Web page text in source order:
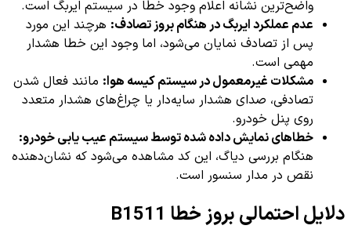
واضح‌ترین نشانه اعلام وجود خطا در سیستم ایربگ است.
عدم عملکرد ایربگ در هنگام بروز تصادف: هرچند این مورد
پس از تصادف نمایان می‌شود، اما وجود این خطا هشدار
مهمی است.
مشکلات غیرمعمول در سیستم کیسه هوا: مانند فعال شدن
تصادفی، صدای هشدار سایه‌دار یا چراغ‌های هشدار متعدد
روی پنل خودرو.
خطاهای نمایش داده شده توسط سیستم عیب یابی خودرو:
هنگام بررسی دیاگ، این کد مشاهده می‌شود که نشان‌دهنده
نقص در مدار سنسور است.
دلایل احتمالی بروز خطا B1511